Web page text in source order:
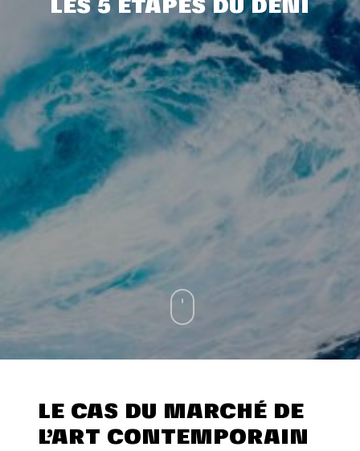
LES 5 ÉTAPES DU DÉNI
LE CAS DU MARCHÉ DE
L’ART CONTEMPORAIN